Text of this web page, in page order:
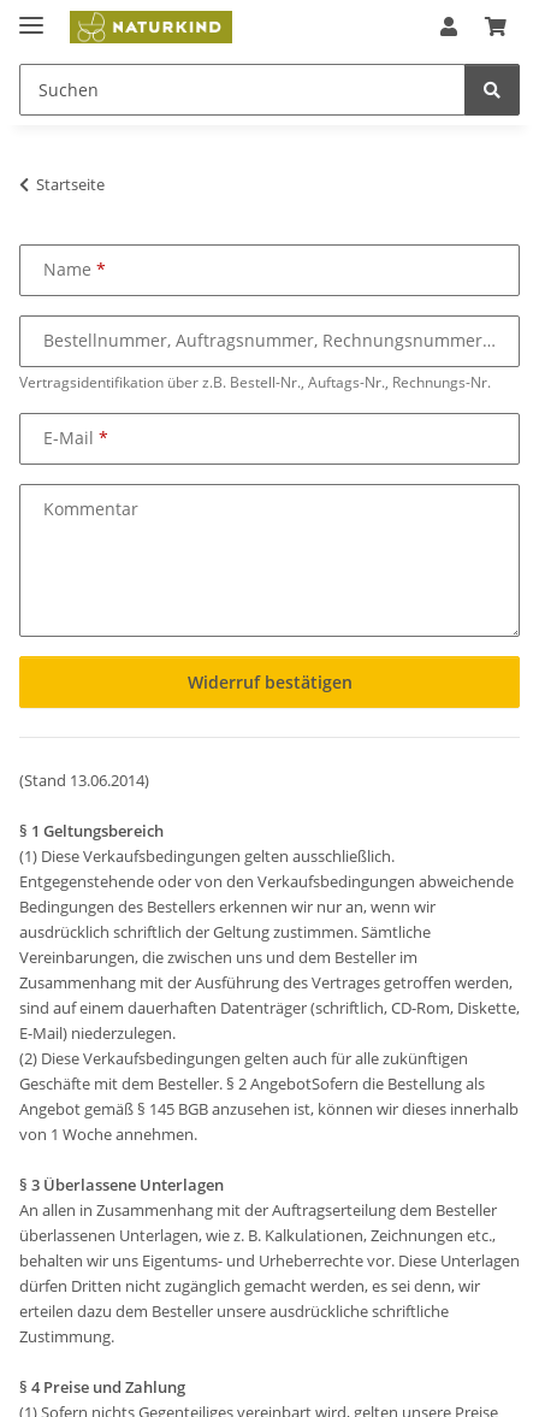
Startseite
Name
Vertragsidentifikation über z.B. Bestell-Nr., Auftags-Nr., Rechnungs-Nr.
Bestellnummer, Auftragsnummer, Rechnungsnummer
E-Mail
Kommentar
Widerruf bestätigen
(Stand 13.06.2014)
§ 1 Geltungsbereich
(1) Diese Verkaufsbedingungen gelten ausschließlich.
Entgegenstehende oder von den Verkaufsbedingungen abweichende
Bedingungen des Bestellers erkennen wir nur an, wenn wir
ausdrücklich schriftlich der Geltung zustimmen. Sämtliche
Vereinbarungen, die zwischen uns und dem Besteller im
Zusammenhang mit der Ausführung des Vertrages getroffen werden,
sind auf einem dauerhaften Datenträger (schriftlich, CD-Rom, Diskette,
E-Mail) niederzulegen.
(2) Diese Verkaufsbedingungen gelten auch für alle zukünftigen
Geschäfte mit dem Besteller. § 2 AngebotSofern die Bestellung als
Angebot gemäß § 145 BGB anzusehen ist, können wir dieses innerhalb
von 1 Woche annehmen.
§ 3 Überlassene Unterlagen
An allen in Zusammenhang mit der Auftragserteilung dem Besteller
überlassenen Unterlagen, wie z. B. Kalkulationen, Zeichnungen etc.,
behalten wir uns Eigentums- und Urheberrechte vor. Diese Unterlagen
dürfen Dritten nicht zugänglich gemacht werden, es sei denn, wir
erteilen dazu dem Besteller unsere ausdrückliche schriftliche
Zustimmung.
§ 4 Preise und Zahlung
(1) Sofern nichts Gegenteiliges vereinbart wird, gelten unsere Preise